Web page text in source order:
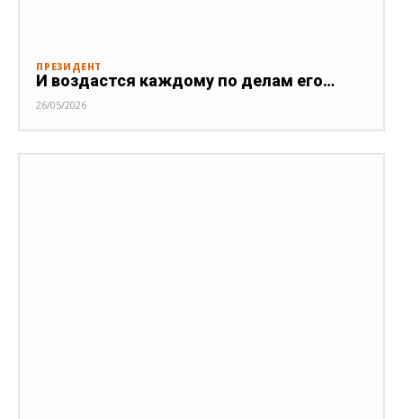
ПРЕЗИДЕНТ
И воздастся каждому по делам его…
26/05/2026